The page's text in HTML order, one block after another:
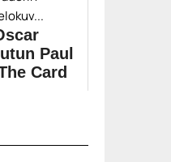
Paul
Card